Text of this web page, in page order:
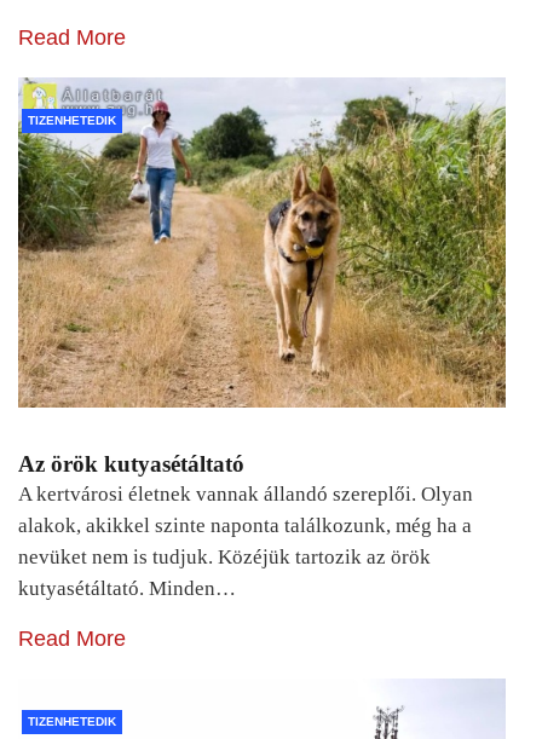
Read More
TIZENHETEDIK
Az örök kutyasétáltató
A kertvárosi életnek vannak állandó szereplői. Olyan
alakok, akikkel szinte naponta találkozunk, még ha a
nevüket nem is tudjuk. Közéjük tartozik az örök
kutyasétáltató. Minden…
Read More
TIZENHETEDIK